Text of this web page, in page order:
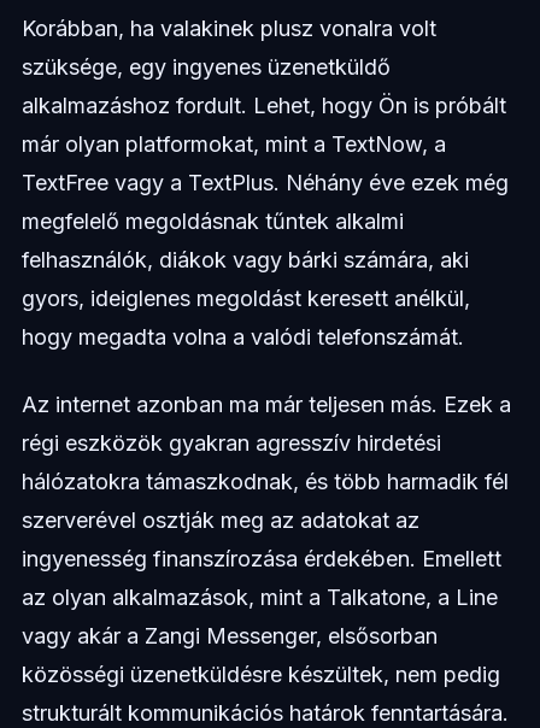
Korábban, ha valakinek plusz vonalra volt
szüksége, egy ingyenes üzenetküldő
alkalmazáshoz fordult. Lehet, hogy Ön is próbált
már olyan platformokat, mint a TextNow, a
TextFree vagy a TextPlus. Néhány éve ezek még
megfelelő megoldásnak tűntek alkalmi
felhasználók, diákok vagy bárki számára, aki
gyors, ideiglenes megoldást keresett anélkül,
hogy megadta volna a valódi telefonszámát.
Az internet azonban ma már teljesen más. Ezek a
régi eszközök gyakran agresszív hirdetési
hálózatokra támaszkodnak, és több harmadik fél
szerverével osztják meg az adatokat az
ingyenesség finanszírozása érdekében. Emellett
az olyan alkalmazások, mint a Talkatone, a Line
vagy akár a Zangi Messenger, elsősorban
közösségi üzenetküldésre készültek, nem pedig
strukturált kommunikációs határok fenntartására.